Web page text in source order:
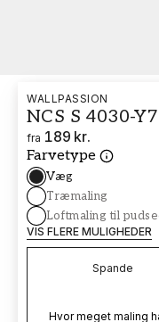
WALLPASSION
NCS S 4030-
fra 189 kr.
Farvetype
Væg
Træmaling
Loftmaling til
VIS FLERE MULIGHEDER
Spande
Hvor meget maling